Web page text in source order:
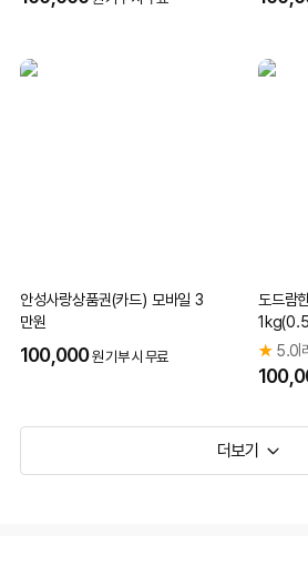
되었는데요.
이 가운데 고양이는 123마리로 적지
루하루를 버티고 있습니다.
안성사랑상품권(카드) 모바일 3
만원
100,000원 기부 시 무료
도드람
★ 5.0
더보기